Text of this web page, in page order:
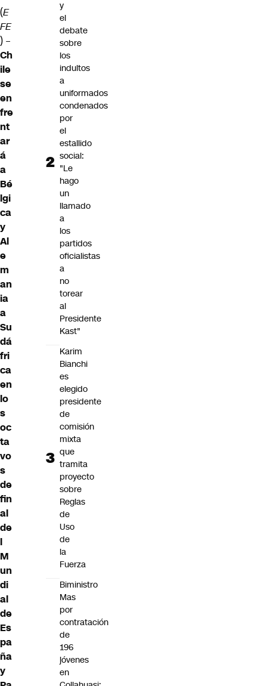
(E
FE
) –
Ch
ile
se
en
fre
nt
ar
á
a
Bé
lgi
ca
y
Al
e
m
an
ia
a
Su
dá
fri
ca
en
lo
s
oc
ta
vo
s
de
fin
al
de
l
M
un
di
al
de
Es
pa
ña
y
y
el
debate
sobre
los
indultos
a
uniformados
condenados
por
el
estallido
social:
"Le
hago
un
llamado
a
los
partidos
oficialistas
a
no
torear
al
Presidente
Kast"
Karim
Bianchi
es
elegido
presidente
de
comisión
mixta
que
tramita
proyecto
sobre
Reglas
de
Uso
de
la
Fuerza
Biministro
Mas
por
contratación
de
196
jóvenes
en